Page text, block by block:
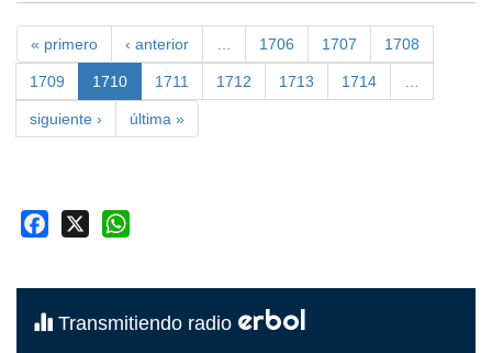
« primero ‹ anterior 1706 1707 1708
1709 1710 1711 1712 1713 1714
siguiente › última »
Facebook
Transmitiendo radio erbol